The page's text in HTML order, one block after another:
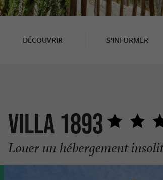
DÉCOUVRIR S'INFORMER
Villa 1893
Louer un hébergement